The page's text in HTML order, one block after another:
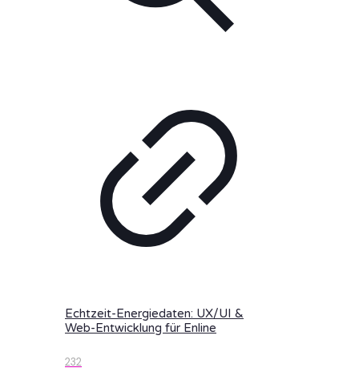
Echtzeit-Energiedaten: UX/UI &
Web-Entwicklung für Enline
232